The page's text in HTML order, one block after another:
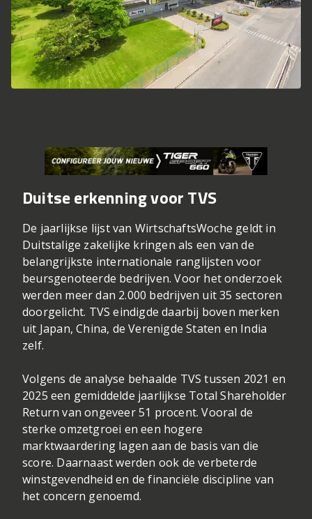
Duitse erkenning voor TVS
De jaarlijkse lijst van WirtschaftsWoche geldt in
Duitstalige zakelijke kringen als een van de
belangrijkste internationale ranglijsten voor
beursgenoteerde bedrijven. Voor het onderzoek
werden meer dan 2.000 bedrijven uit 35 sectoren
doorgelicht. TVS eindigde daarbij boven merken
uit Japan, China, de Verenigde Staten en India
zelf.
Volgens de analyse behaalde TVS tussen 2021 en
2025 een gemiddelde jaarlijkse Total Shareholder
Return van ongeveer 51 procent. Vooral de
sterke omzetgroei en een hogere
marktwaardering lagen aan de basis van die
score. Daarnaast werden ook de verbeterde
winstgevendheid en de financiële discipline van
het concern genoemd.